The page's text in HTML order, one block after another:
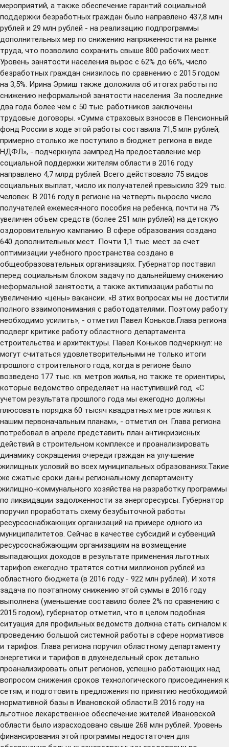
мероприятий, а также обеспечение гарантий социальной
поддержки безработных граждан было направлено 437,8 млн
рублей и 29 млн рублей - на реализацию подпрограммы
дополнительных мер по снижению напряженности на рынке
труда, что позволило сохранить свыше 800 рабочих мест.
Уровень занятости населения вырос с 62% до 66%, число
безработных граждан снизилось по сравнению с 2015 годом
на 3,5%. Ирина Эрмиш также доложила об итогах работы по
снижению неформальной занятости населения. За последние
два года более чем с 50 тыс. работников заключены
трудовые договоры. «Сумма страховых взносов в Пенсионный
фонд России в ходе этой работы составила 71,5 млн рублей,
примерно столько же поступило в бюджет региона в виде
НДФЛ», - подчеркнула зампред.На предоставление мер
социальной поддержки жителям области в 2016 году
направлено 4,7 млрд рублей. Всего действовало 75 видов
социальных выплат, число их получателей превысило 329 тыс.
человек. В 2016 году в регионе на четверть выросло число
получателей ежемесячного пособия на ребенка, почти на 7%
увеличен объем средств (более 251 млн рублей) на детскую
оздоровительную кампанию. В сфере образования создано
640 дополнительных мест. Почти 1,1 тыс. мест за счет
оптимизации учебного пространства создано в
общеобразовательных организациях. Губернатор поставил
перед социальным блоком задачу по дальнейшему снижению
неформальной занятости, а также активизации работы по
увеличению «цены» вакансии. «В этих вопросах мы не достигли
полного взаимопонимания с работодателями. Поэтому работу
необходимо усилить», - отметил Павел Коньков.Глава региона
подверг критике работу областного департамента
строительства и архитектуры. Павел Коньков подчеркнул: не
могут считаться удовлетворительными не только итоги
прошлого строительного года, когда в регионе было
возведено 177 тыс. кв. метров жилья, но также те ориентиры,
которые ведомство определяет на наступивший год. «С
учетом результата прошлого года мы ежегодно должны
плюсовать порядка 60 тысяч квадратных метров жилья к
нашим первоначальным планам», - отметил он. Глава региона
потребовал в апреле представить план антикризисных
действий в строительном комплексе и проанализировать
динамику сокращения очереди граждан на улучшение
жилищных условий во всех муниципальных образованиях.Такие
же сжатые сроки даны региональному департаменту
жилищно-коммунального хозяйства на разработку программы
по ликвидации задолженности за энергоресурсы. Губернатор
поручил проработать схему безубыточной работы
ресурсоснабжающих организаций на примере одного из
муниципалитетов. Сейчас в качестве субсидий и субвенций
ресурсоснабжающим организациям на возмещение
выпадающих доходов в результате применения льготных
тарифов ежегодно тратятся сотни миллионов рублей из
областного бюджета (в 2016 году - 922 млн рублей). И хотя
задача по поэтапному снижению этой суммы в 2016 году
выполнена (уменьшение составило более 2% по сравнению с
2015 годом), губернатор отметил, что в целом подобная
ситуация для профильных ведомств должна стать сигналом к
проведению большой системной работы в сфере нормативов
и тарифов. Глава региона поручил областному департаменту
энергетики и тарифов в двухнедельный срок детально
проанализировать опыт регионов, успешно работающих над
вопросом снижения сроков технологического присоединения к
сетям, и подготовить предложения по принятию необходимой
нормативной базы в Ивановской области.В 2016 году на
льготное лекарственное обеспечение жителей Ивановской
области было израсходовано свыше 268 млн рублей. Уровень
финансирования этой программы недостаточен для